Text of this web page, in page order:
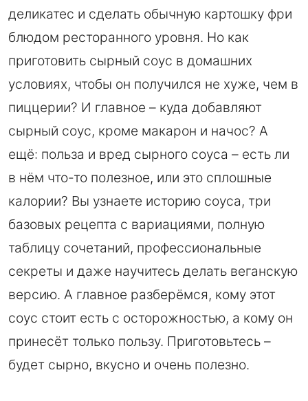
деликатес и сделать обычную картошку фри
блюдом ресторанного уровня. Но как
приготовить сырный соус в домашних
условиях, чтобы он получился не хуже, чем в
пиццерии? И главное – куда добавляют
сырный соус, кроме макарон и начос? А
ещё: польза и вред сырного соуса – есть ли
в нём что-то полезное, или это сплошные
калории? Вы узнаете историю соуса, три
базовых рецепта с вариациями, полную
таблицу сочетаний, профессиональные
секреты и даже научитесь делать веганскую
версию. А главное разберёмся, кому этот
соус стоит есть с осторожностью, а кому он
принесёт только пользу. Приготовьтесь –
будет сырно, вкусно и очень полезно.